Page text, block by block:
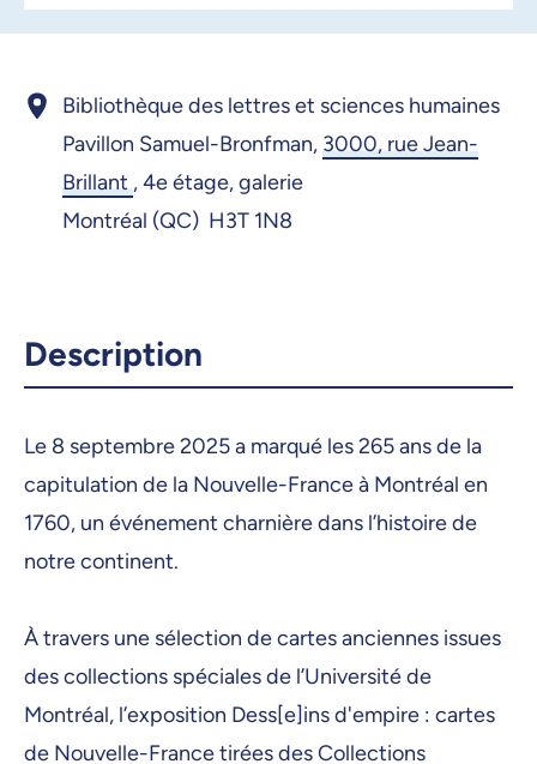
22 janvier 2026, 09:00
23 janvier 2026, 09:00
26 janvier 2026, 09:00
29 janvier 2026, 09:00
2 février 2026, 09:00
3 février 2026, 09:00
4 février 2026, 09:00
6 février 2026, 09:00
9 février 2026, 09:00
10 février 2026, 09:00
Bibliothèque des lettres et sciences humaines
Pavillon Samuel-Bronfman, 3000, rue Jean-
Brillant ,4e étage, galerie
Montréal (QC) H3T 1N8
Description
Le 8 septembre 2025 a marqué les 265 ans de la
capitulation de la Nouvelle-France à Montréal en
1760, un événement charnière dans l’histoire de
notre continent.
À travers une sélection de cartes anciennes issues
des collections spéciales de l’Université de
Montréal, l’exposition Dess[e]ins d'empire : cartes
de Nouvelle-France tirées des Collections